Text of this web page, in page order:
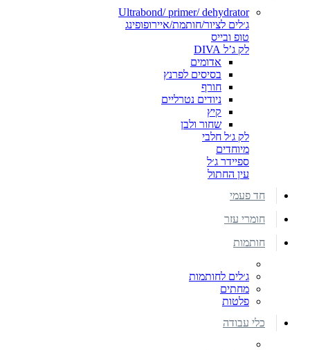
Ultrabond/ primer/ dehydrator
ג׳לים לציור/חותמת/איירופופינג
טופ ובייס
לק ג’ל DIVA
אדומים
בסיסים לפרנץ
חורף
ניודים נטרליים
קיץ
שחור ולבן
לק ג׳ל חלבי
מיוחדים
ספיידר ג׳ל
עין החתול
חד פעמי
חומרי עזר
חותמות
ג׳לים לחותמות
מחתים
פלטות
כלי עבודה